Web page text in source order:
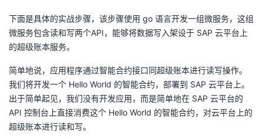
下面是具体的实战步骤，该步骤使用 go 语言开发一组微服务，这组
微服务包含读和写两个API，能够将数据写入架设于 SAP 云平台上
的超级账本服务。
简单地说，应用程序通过智能合约接口同超级账本进行读写操作。
我们将开发一个 Hello World 的智能合约，部署到 SAP 云平台上。
出于简单起见，我们没有开发应用，而是简单地在 SAP 云平台的
API 控制台上直接消费这个 Hello World 的智能合约，对云平台上的
超级账本进行读和写。